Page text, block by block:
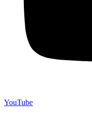
YouTube